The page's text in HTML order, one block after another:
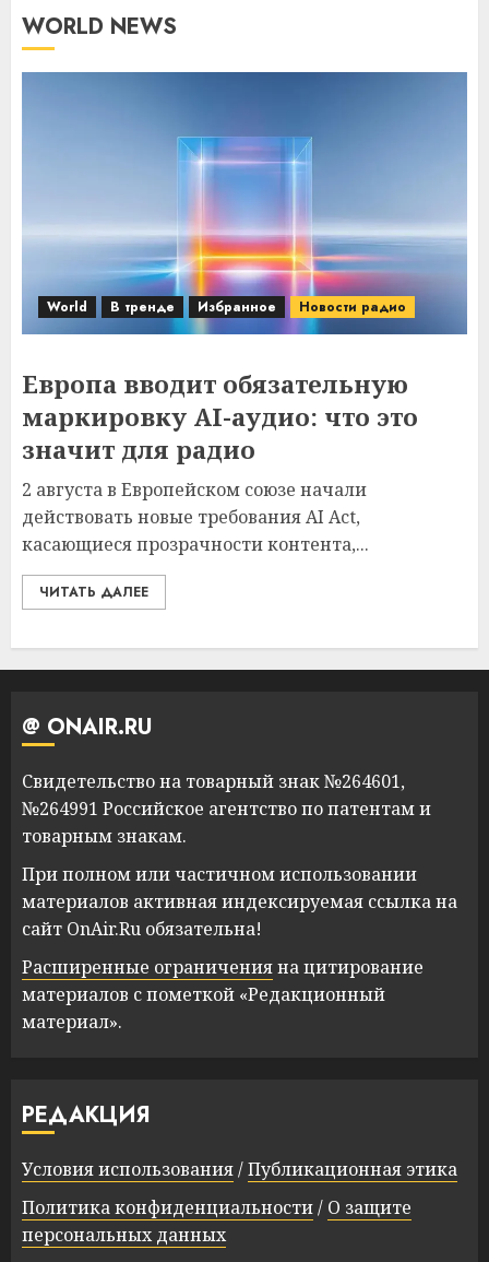
WORLD NEWS
World В тренде Избранное Новости радио
Европа вводит обязательную
маркировку AI-аудио: что это
значит для радио
2 августа в Европейском союзе начали
действовать новые требования AI Act,
касающиеся прозрачности контента,...
ЧИТАТЬ ДАЛЕЕ
@ ONAIR.RU
Свидетельство на товарный знак №264601,
№264991 Российское агентство по патентам и
товарным знакам.
При полном или частичном использовании
материалов активная индексируемая ссылка на
сайт OnAir.Ru обязательна!
Расширенные ограниченияна цитирование
материалов с пометкой «Редакционный
материал».
РЕДАКЦИЯ
Условия использования/Публикационная этика
Политика конфиденциальности/ О защите
персональных данных